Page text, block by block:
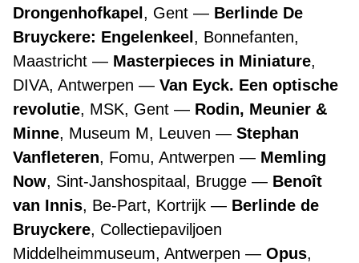
Drongenhofkapel , Gent
Berlinde De
Bruyckere: Engelenkeel , Bonnefanten,
Maastricht
Masterpieces in Miniature,
DIVA, Antwerpen
Van Eyck. Een optische
revolutie, MSK, Gent
Rodin, Meunier &
Minne, Museum M, Leuven
Stephan
Vanfleteren, Fomu, Antwerpen
Memling
Now, Sint-Janshospitaal, Brugge
Benoît
van Innis, Be-Part, Kortrijk
Berlinde de
Bruyckere, Collectiepaviljoen
Middelheimmuseum, Antwerpen
Opus,